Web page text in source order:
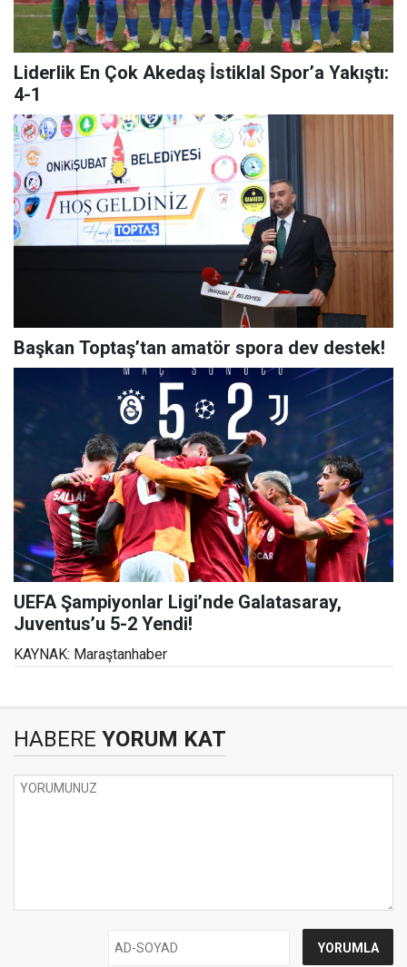
Liderlik En Çok Akedaş İstiklal Spor’a Yakıştı:
4-1
Başkan Toptaş’tan amatör spora dev destek!
UEFA Şampiyonlar Ligi’nde Galatasaray,
Juventus’u 5-2 Yendi!
KAYNAK: Maraştanhaber
HABERE YORUM KAT